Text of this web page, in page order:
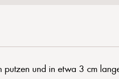
putzen und in etwa 3 cm